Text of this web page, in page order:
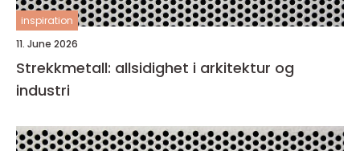
inspiration
11. June 2026
Strekkmetall: allsidighet i arkitektur og
industri